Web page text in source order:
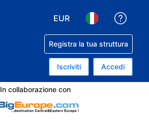
EUR
Registra la tua struttura
Iscriviti Accedi
In collaborazione con